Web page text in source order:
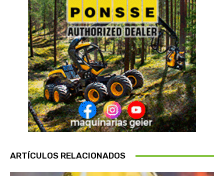
ARTÍCULOS RELACIONADOS